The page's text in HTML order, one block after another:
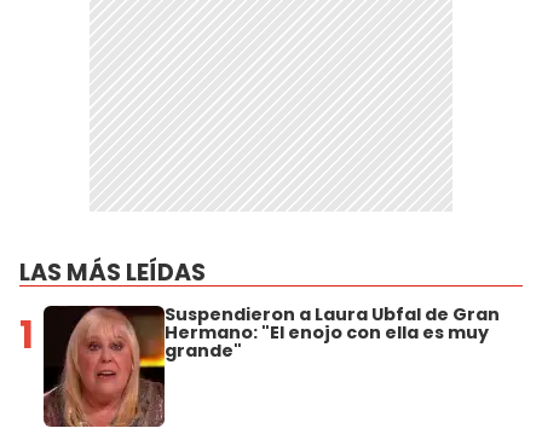
LAS MÁS LEÍDAS
1 Suspendieron a Laura Ubfal de Gran
Hermano: "El enojo con ella es muy
grande"